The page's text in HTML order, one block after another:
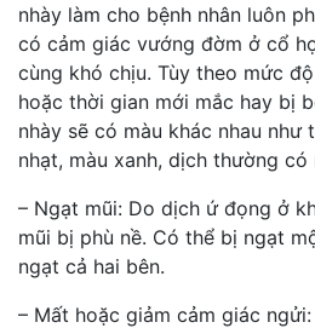
nhày làm cho bệnh nhân luôn
có cảm giác vướng đờm ở cổ
cùng khó chịu. Tùy theo mức
hoặc thời gian mới mắc hay bị
nhày sẽ có màu khác nhau như
nhạt, màu xanh, dịch thường có
– Ngạt mũi: Do dịch ứ đọng ở
mũi bị phù nề. Có thể bị ngạt
ngạt cả hai bên.
– Mất hoặc giảm cảm giác